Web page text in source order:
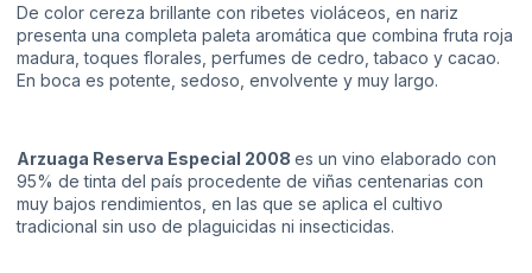
De color cereza brillante con ribetes violáceos, en nariz
presenta una completa paleta aromática que combina fruta roja
madura, toques florales, perfumes de cedro, tabaco y cacao.
En boca es potente, sedoso, envolvente y muy largo.
Arzuaga Reserva Especial 2008 es un vino elaborado con
95% de tinta del país procedente de viñas centenarias con
muy bajos rendimientos, en las que se aplica el cultivo
tradicional sin uso de plaguicidas ni insecticidas.